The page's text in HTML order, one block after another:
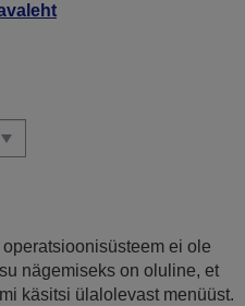
ei ole
nägemiseks on oluline, et
käsitsi ülalolevast menüüst.